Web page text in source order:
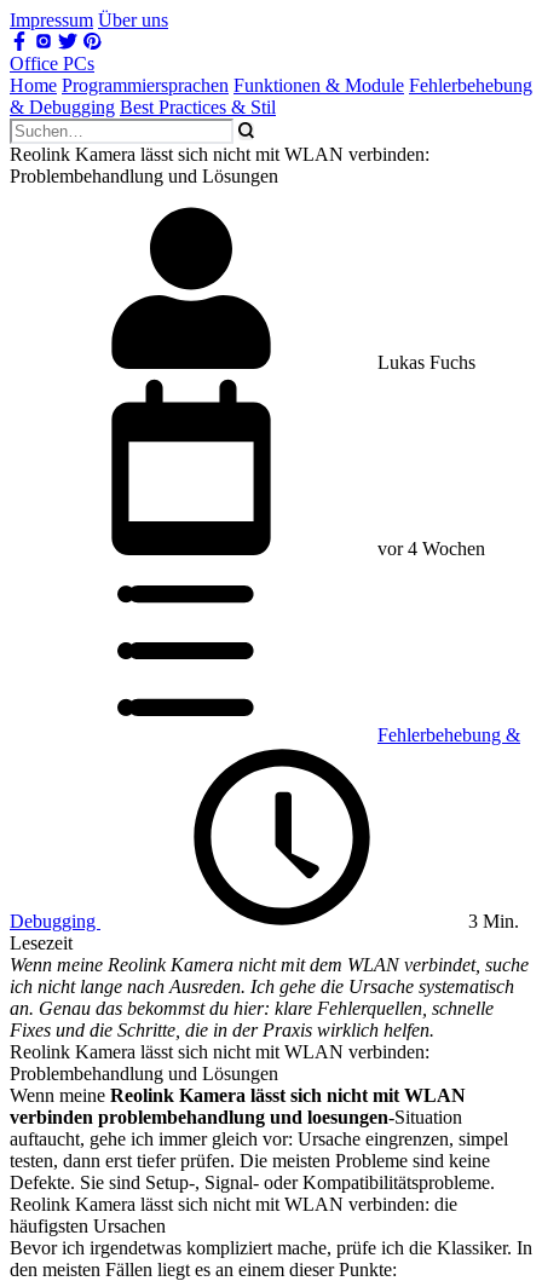
Impressum Über uns
Office PCs
Home Programmiersprachen Funktionen & Module Fehlerbehebung
& Debugging Best Practices & Stil
Reolink Kamera lässt sich nicht mit WLAN verbinden:
Problembehandlung und Lösungen
Lukas Fuchs
vor 4 Wochen
Fehlerbehebung &
Debugging
3 Min.
Lesezeit
Wenn meine Reolink Kamera nicht mit dem WLAN verbindet, suche
ich nicht lange nach Ausreden. Ich gehe die Ursache systematisch
an. Genau das bekommst du hier: klare Fehlerquellen, schnelle
Fixes und die Schritte, die in der Praxis wirklich helfen.
Reolink Kamera lässt sich nicht mit WLAN verbinden:
Problembehandlung und Lösungen
Wenn meine Reolink Kamera lässt sich nicht mit WLAN
verbinden problembehandlung und loesungen-Situation
auftaucht, gehe ich immer gleich vor: Ursache eingrenzen, simpel
testen, dann erst tiefer prüfen. Die meisten Probleme sind keine
Defekte. Sie sind Setup-, Signal- oder Kompatibilitätsprobleme.
Reolink Kamera lässt sich nicht mit WLAN verbinden: die
häufigsten Ursachen
Bevor ich irgendetwas kompliziert mache, prüfe ich die Klassiker. In
den meisten Fällen liegt es an einem dieser Punkte: